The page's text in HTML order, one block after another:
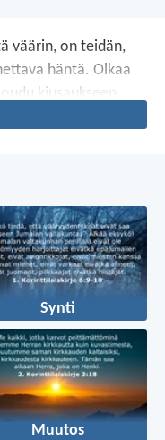
väärin, on teidän,
häntä. Olkaa
kiusaukseen.
Synti
Muutos